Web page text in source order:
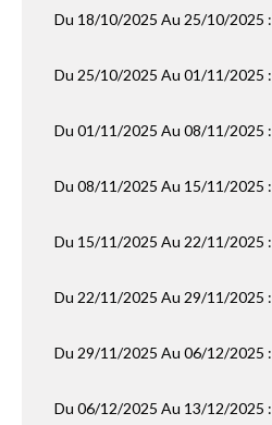
Du 18/10/2025 Au 25/10/2025 :
Du 25/10/2025 Au 01/11/2025 :
Du 01/11/2025 Au 08/11/2025 :
Du 08/11/2025 Au 15/11/2025 :
Du 15/11/2025 Au 22/11/2025 :
Du 22/11/2025 Au 29/11/2025 :
Du 29/11/2025 Au 06/12/2025 :
Du 06/12/2025 Au 13/12/2025 :